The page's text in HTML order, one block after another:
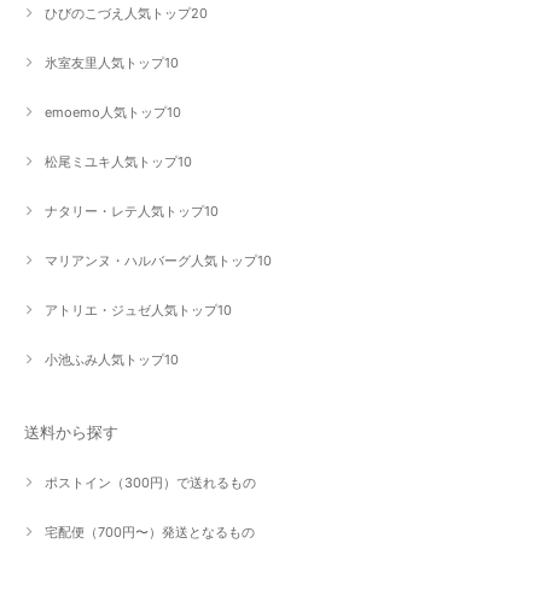
ひびのこづえ人気トップ20
氷室友里人気トップ10
emoemo人気トップ10
松尾ミユキ人気トップ10
ナタリー・レテ人気トップ10
マリアンヌ・ハルバーグ人気トップ10
アトリエ・ジュゼ人気トップ10
小池ふみ人気トップ10
送料から探す
ポストイン（300円）で送れるもの
宅配便（700円〜）発送となるもの